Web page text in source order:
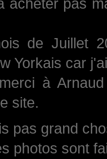
acheter pas
de Juillet
Yorkais car
à
site.
pas grand
photos sont